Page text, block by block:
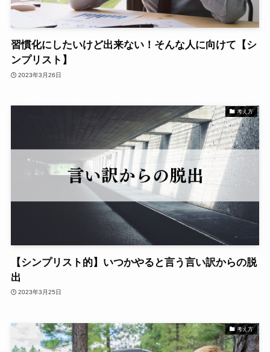
習慣化にしたいけど出来ない！そんな人に向けて【シ
ンプリスト】
2023年3月26日
考え方
【シンプリスト的】いつかやると言う言い訳からの脱
出
2023年3月25日
考え方